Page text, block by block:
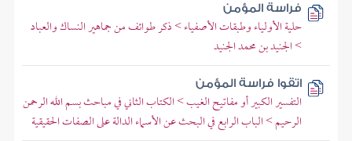
فراسة المؤمن
حلية الأولياء وطبقات الأصفياء > ذكر طوائف من جماهير النساك والعباد
> الجنيد بن محمد الجنيد
اتقوا فراسة المؤمن
التفسير الكبير أو مفاتيح الغيب > الكتاب الثاني في مباحث بسم الله الرحمن
الرحيم > الباب الرابع في البحث عن الأسماء الدالة على الصفات الحقيقية